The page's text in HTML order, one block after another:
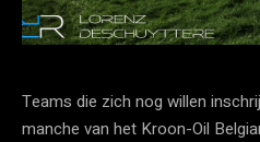
Teams die zich nog willen
manche van het Kroon-Oil